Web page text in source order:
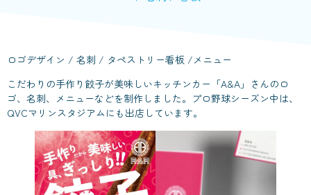
ロゴデザイン / 名刺 / タペストリー看板 /メニュー
こだわりの手作り餃子が美味しいキッチンカー「A&A」さんのロ
ゴ、名刺、メニューなどを制作しました。プロ野球シーズン中は、
QVCマリンスタジアムにも出店しています。